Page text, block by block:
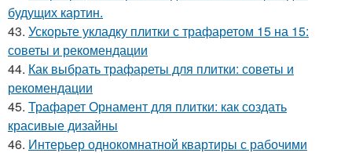
будущих картин.
43. Ускорьте укладку плитки с трафаретом 15 на 15:
советы и рекомендации
44. Как выбрать трафареты для плитки: советы и
рекомендации
45. Трафарет Орнамент для плитки: как создать
красивые дизайны
46. Интерьер однокомнатной квартиры с рабочими